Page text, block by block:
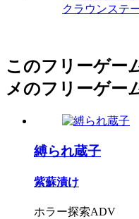
クラウンステ
このフリーゲー
メのフリーゲー
縛られ蔵子
紫蘇漬け
ホラー探索ADV